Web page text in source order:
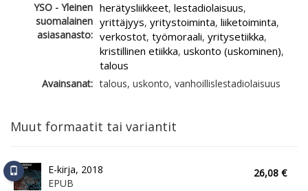
YSO - Yleinen
suomalainen
asiasanasto:
herätysliikkeet, lestadiolaisuus,
yrittäjyys, yritystoiminta, liiketoiminta,
verkostot, työmoraali, yritysetiikka,
kristillinen etiikka, uskonto (uskominen),
talous
Avainsanat: talous, uskonto, vanhoillislestadiolaisuus
Muut formaatit tai variantit
E-kirja, 2018
EPUB
26,08 €